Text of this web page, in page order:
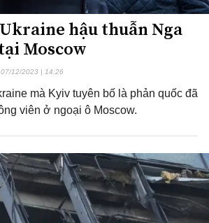
hậu thuẫn Nga
Moscow
12/2023 | 14:26
mà Kyiv tuyên bố là phản quốc đã
viên ở ngoại ô Moscow.